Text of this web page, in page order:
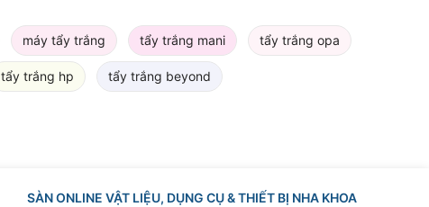
máy tẩy trắng tẩy trắng mani tẩy trắng opa
tẩy trắng hp tẩy trắng beyond
SÀN ONLINE VẬT LIỆU, DỤNG CỤ & THIẾT BỊ NHA KHOA